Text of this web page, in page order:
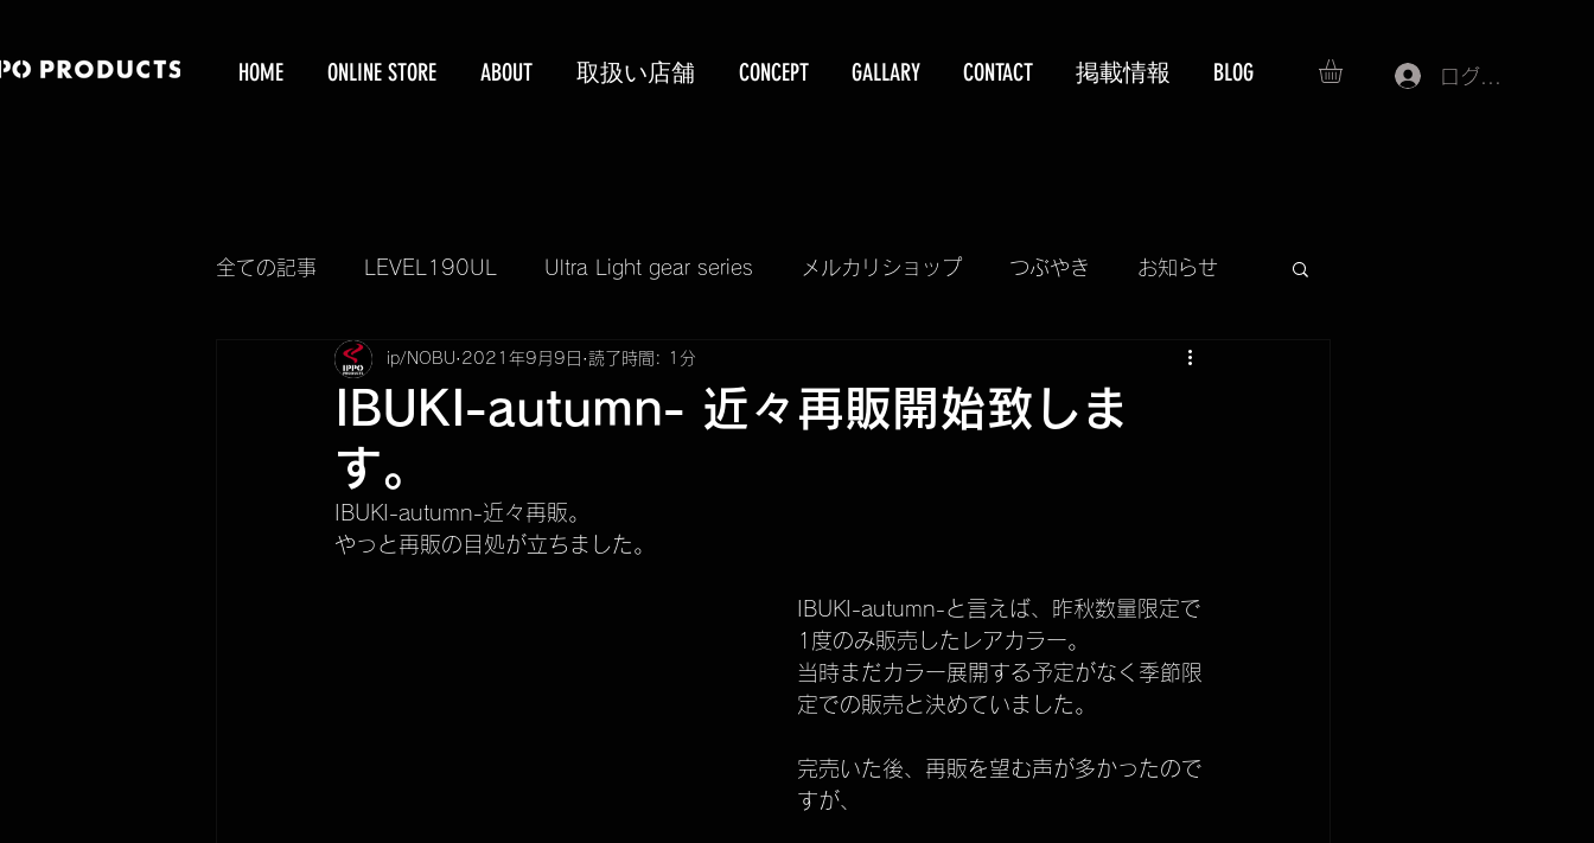
HOME ONLINE STORE ABOUT 取扱い店舗 CONCEPT GALLARY CONTACT 掲載情報 BLOG ログイン
全ての記事 LEVEL190UL Ultra Light gear series メルカリショップ つぶやき お知らせ
新製品情報 KUBEERU KUBEERU LV390
KUBEERU BOX
ECO STAND 2WAY plus TELASS solo
開発秘話 ARISSFIRE tiny
IBUKI-autumn- 近々再販開始致しま
す。
ip/NOBU 2021年9月9日 読了時間: 1分
IBUKI-autumn-近々再販。
やっと再販の目処が立ちました。
IBUKI-autumn-と言えば、昨秋数量限定で
1度のみ販売したレアカラー。
当時まだカラー展開する予定がなく季節限
定での販売と決めていました。
完売いた後、再販を望む声が多かったので
すが、